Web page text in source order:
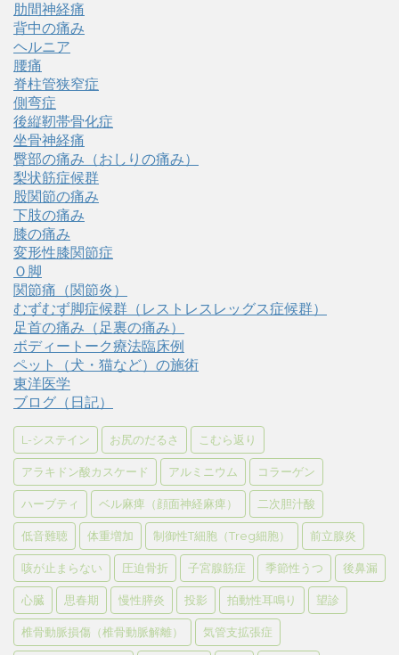
肋間神経痛
背中の痛み
ヘルニア
腰痛
脊柱管狭窄症
側弯症
後縦靭帯骨化症
坐骨神経痛
臀部の痛み（おしりの痛み）
梨状筋症候群
股関節の痛み
下肢の痛み
膝の痛み
変形性膝関節症
Ｏ脚
関節痛（関節炎）
むずむず脚症候群（レストレスレッグス症候群）
足首の痛み（足裏の痛み）
ボディートーク療法臨床例
ペット（犬・猫など）の施術
東洋医学
ブログ（日記）
L-システイン お尻のだるさ こむら返り
アラキドン酸カスケード アルミニウム コラーゲン
ハーブティ ベル麻痺（顔面神経麻痺） 二次胆汁酸
低音難聴 体重増加 制御性T細胞（Treg細胞） 前立腺炎
咳が止まらない 圧迫骨折 子宮腺筋症 季節性うつ 後鼻漏
心臓 思春期 慢性膵炎 投影 拍動性耳鳴り 望診
椎骨動脈損傷（椎骨動脈解離） 気管支拡張症